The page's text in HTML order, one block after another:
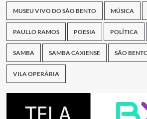
MUSEU VIVO DO SÃO BENTO MÚSICA
PAULLO RAMOS POESIA POLÍTICA
SAMBA SAMBA CAXIENSE SÃO
VILA OPERÁRIA